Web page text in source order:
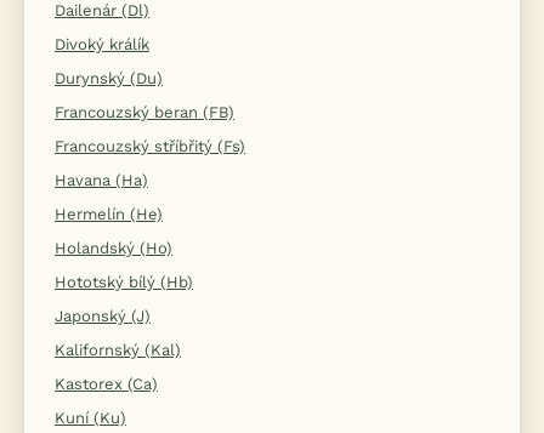
Dailenár (Dl)
Divoký králík
Durynský (Du)
Francouzský beran (FB)
Francouzský stříbřitý (Fs)
Havana (Ha)
Hermelín (He)
Holandský (Ho)
Hototský bílý (Hb)
Japonský (J)
Kalifornský (Kal)
Kastorex (Ca)
Kuní (Ku)